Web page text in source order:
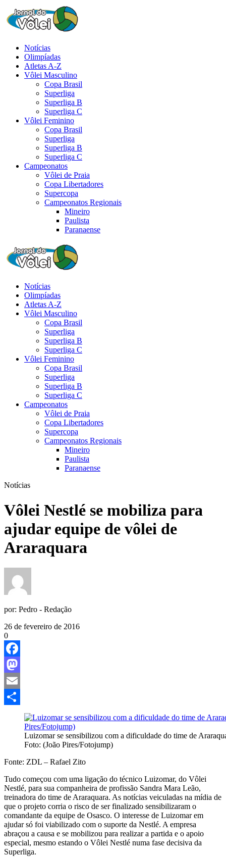
Notícias
Olimpíadas
Atletas A-Z
Vôlei Masculino
Copa Brasil
Superliga
Superliga B
Superliga C
Vôlei Feminino
Copa Brasil
Superliga
Superliga B
Superliga C
Campeonatos
Vôlei de Praia
Copa Libertadores
Supercopa
Campeonatos Regionais
Mineiro
Paulista
Paranaense
Notícias
Olimpíadas
Atletas A-Z
Vôlei Masculino
Copa Brasil
Superliga
Superliga B
Superliga C
Vôlei Feminino
Copa Brasil
Superliga
Superliga B
Superliga C
Campeonatos
Vôlei de Praia
Copa Libertadores
Supercopa
Campeonatos Regionais
Mineiro
Paulista
Paranaense
Notícias
Vôlei Nestlé se mobiliza para
ajudar equipe de vôlei de
Araraquara
por: Pedro - Redação
26 de fevereiro de 2016
0
Facebook
Mastodon
Email
Luizomar se sensibilizou com a dificuldade do time de
Foto: (João Pires/Fotojump)
Fonte: ZDL – Rafael Zito
Tudo começou com uma ligação do técnico Luizomar, do Vôlei
Nestlé, para sua companheira de profissão Sandra Mara Leão,
treinadora do time de Araraquara. As notícias veiculadas na mídia de
que o projeto corria o risco de ser finalizado sensibilizaram o
comandante da equipe de Osasco. O interesse de Luizomar em
ajudar só foi viabilizado com o suporte da Nestlé. A empresa
abraçou a causa e se mobilizou para realizar a partida e o apoio
especial, mesmo estando o Vôlei Nestlé numa fase decisiva da
Superliga.